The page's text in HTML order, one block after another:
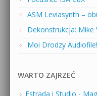
ASM Leviasynth –
Dekonstrukcja: Mike
Moi Drodzy Audiofile!
WARTO ZAJRZEĆ
Estrada i Studio -